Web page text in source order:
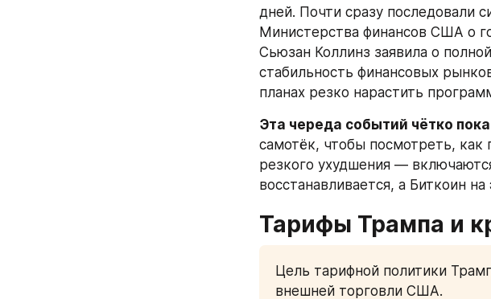
дней. Почти сразу последовали
Министерства финансов США о
Сьюзан Коллинз заявила о
стабильность финансовых
планах резко нарастить
Эта череда событий чётко
самотёк, чтобы посмотреть, как
резкого ухудшения —
восстанавливается, а Биткоин
Тарифы Трампа и
Цель тарифной политики
внешней торговли США.